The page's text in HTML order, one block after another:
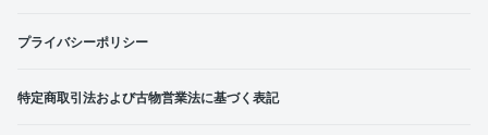
プライバシーポリシー
特定商取引法および古物営業法に基づく表記